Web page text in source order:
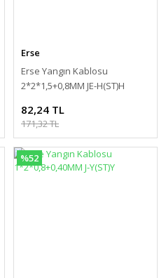
Erse
Erse Yangın Kablosu
2*2*1,5+0,8MM JE-H(ST)H
82,24 TL
171,32 TL
%52